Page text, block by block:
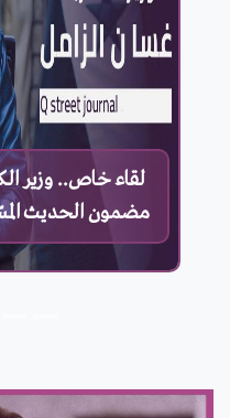
لقاء خاص.. وزير
مضمون الحديث